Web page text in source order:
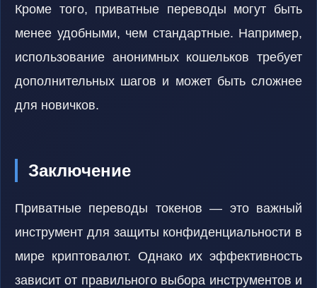
Кроме того, приватные переводы могут быть
менее удобными, чем стандартные. Например,
использование анонимных кошельков требует
дополнительных шагов и может быть сложнее
для новичков.
Заключение
Приватные переводы токенов — это важный
инструмент для защиты конфиденциальности в
мире криптовалют. Однако их эффективность
зависит от правильного выбора инструментов и